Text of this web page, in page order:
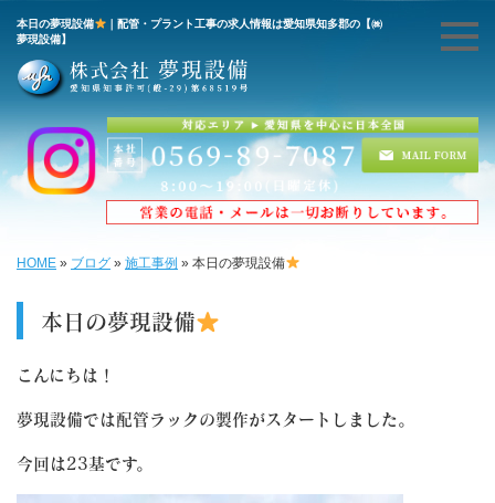
本日の夢現設備
｜配管・プラント工事の求人情報は愛知県知多郡の【㈱
夢現設備】
HOME » ブログ » 施工事例 » 本日の夢現設備
本日の夢現設備
こんにちは！
夢現設備では配管ラックの製作がスタートしました。
今回は23基です。